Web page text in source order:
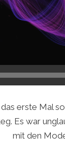
erste Mal
Es war
mit den